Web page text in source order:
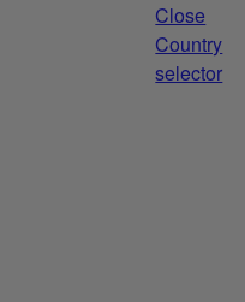
Close
Country
selector